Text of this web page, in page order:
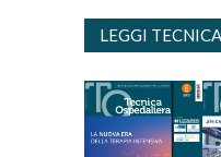
LEGGI